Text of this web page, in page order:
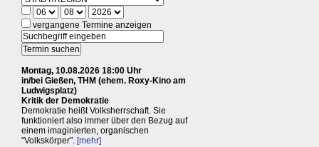
vergangene Termine anzeigen
Montag, 10.08.2026 18:00 Uhr
in/bei Gießen, THM (ehem. Roxy-Kino am
Ludwigsplatz)
Kritik der Demokratie
Demokratie heißt Volksherrschaft. Sie
funktioniert also immer über den Bezug auf
einem imaginierten, organischen
"Volkskörper". [mehr]